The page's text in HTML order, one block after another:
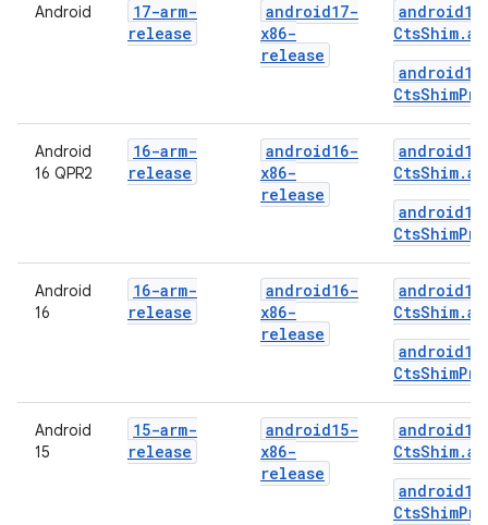
Android
17-arm-
release
android17-
x86-
release
Android
16 QPR2
16-arm-
release
android16-
x86-
release
Android
16
16-arm-
release
android16-
x86-
release
Android
15
15-arm-
release
android15-
x86-
release